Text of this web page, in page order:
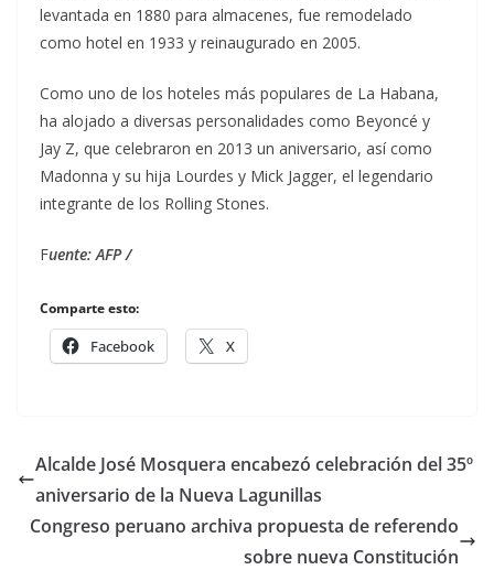
levantada en 1880 para almacenes, fue remodelado
como hotel en 1933 y reinaugurado en 2005.
Como uno de los hoteles más populares de La Habana,
ha alojado a diversas personalidades como Beyoncé y
Jay Z, que celebraron en 2013 un aniversario, así como
Madonna y su hija Lourdes y Mick Jagger, el legendario
integrante de los Rolling Stones.
Fuente: AFP /
Comparte esto:
Facebook X
Alcalde José Mosquera encabezó celebración del 35º
aniversario de la Nueva Lagunillas
Congreso peruano archiva propuesta de referendo
sobre nueva Constitución